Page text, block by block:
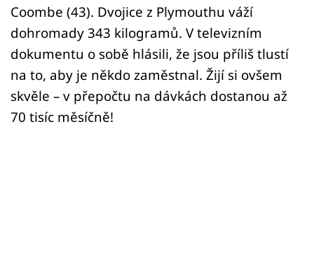
Coombe (43). Dvojice z Plymouthu váží
dohromady 343 kilogramů. V televizním
dokumentu o sobě hlásili, že jsou příliš tlustí
na to, aby je někdo zaměstnal. Žijí si ovšem
skvěle – v přepočtu na dávkách dostanou až
70 tisíc měsíčně!